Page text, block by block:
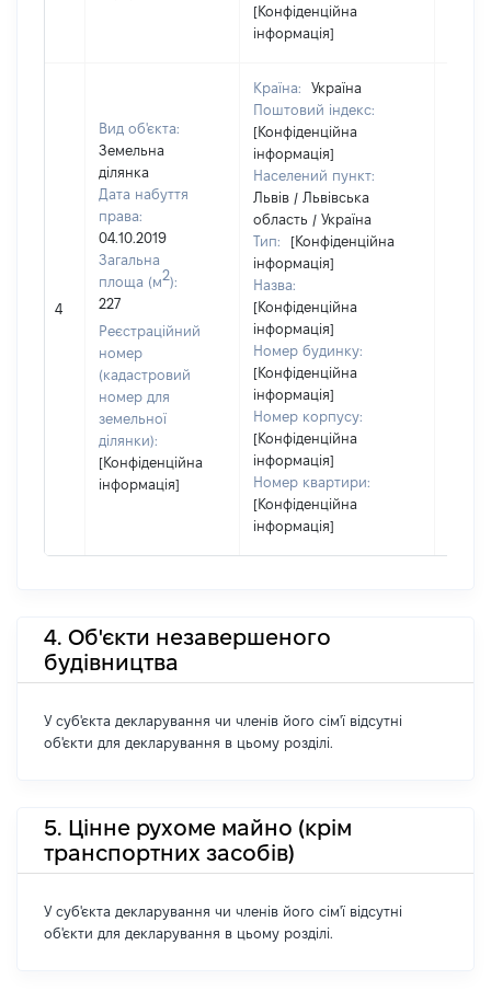
[Конфіденційна
інформація]
4
Вид об'єкта:
Земельна
ділянка
Дата набуття
права:
04.10.2019
Загальна
площа (м2):
227
Реєстраційний
номер
(кадастровий
номер для
земельної
ділянки):
[Конфіденційна
інформація]
Країна:
Україна
Поштовий індекс:
[Конфіденційна
інформація]
Населений пункт:
Львів / Львівська
область / Україна
Тип:
[Конфіденційна
інформація]
Назва:
[Конфіденційна
інформація]
Номер будинку:
[Конфіденційна
інформація]
Номер корпусу:
[Конфіденційна
інформація]
Номер квартири:
[Конфіденційна
інформація]
4. Об'єкти незавершеного
будівництва
У суб'єкта декларування чи членів його сім'ї відсутні
об'єкти для декларування в цьому розділі.
5. Цінне рухоме майно (крім
транспортних засобів)
У суб'єкта декларування чи членів його сім'ї відсутні
об'єкти для декларування в цьому розділі.